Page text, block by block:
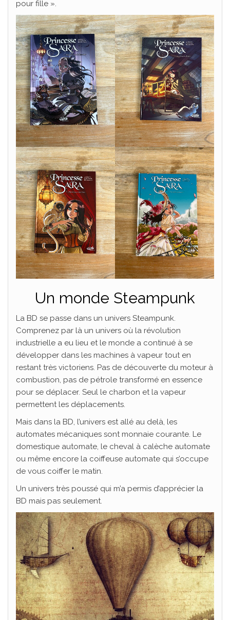
pour fille ».
Un monde Steampunk
La BD se passe dans un univers Steampunk.
Comprenez par là un univers où la révolution
industrielle a eu lieu et le monde a continué à se
développer dans les machines à vapeur tout en
restant très victoriens. Pas de découverte du moteur à
combustion, pas de pétrole transformé en essence
pour se déplacer. Seul le charbon et la vapeur
permettent les déplacements.
Mais dans la BD, l’univers est allé au delà, les
automates mécaniques sont monnaie courante. Le
domestique automate, le cheval à calèche automate
ou même encore la coiffeuse automate qui s’occupe
de vous coiffer le matin.
Un univers très poussé qui m’a permis d’apprécier la
BD mais pas seulement.